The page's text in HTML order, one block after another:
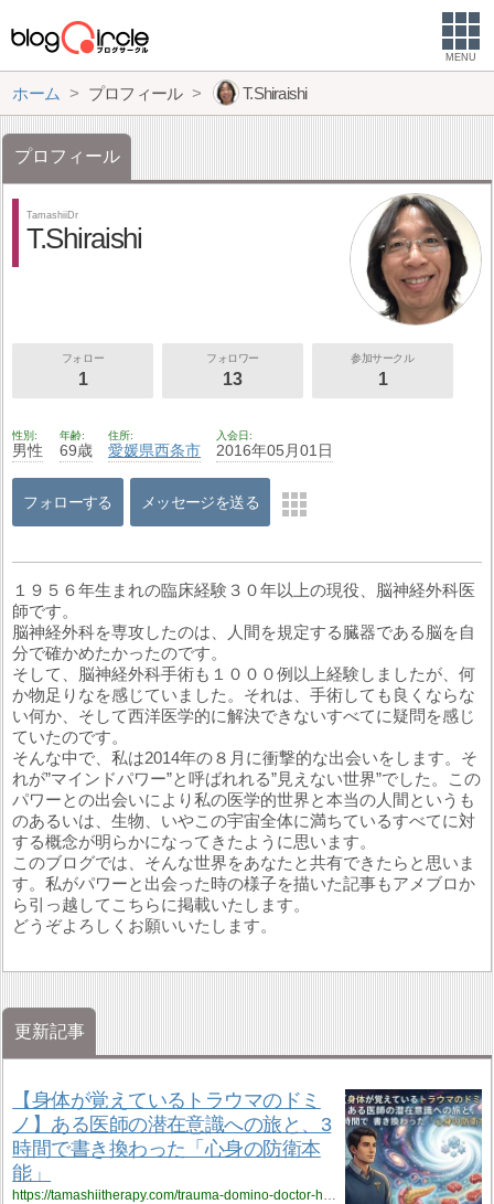
MENU
ホーム プロフィール T.Shiraishi
プロフィール
TamashiiDr
T.Shiraishi
フォロー
1
フォロワー
13
参加サークル
1
性別
男性
年齢
69歳
住所
愛媛県西条市
入会日
2016年05月01日
フォローする メッセージを送る
１９５６年生まれの臨床経験３０年以上の現役、脳神経外科医
師です。
脳神経外科を専攻したのは、人間を規定する臓器である脳を自
分で確かめたかったのです。
そして、脳神経外科手術も１０００例以上経験しましたが、何
か物足りなを感じていました。それは、手術しても良くならな
い何か、そして西洋医学的に解決できないすべてに疑問を感じ
ていたのです。
そんな中で、私は2014年の８月に衝撃的な出会いをします。そ
れが”マインドパワー”と呼ばれれる”見えない世界”でした。この
パワーとの出会いにより私の医学的世界と本当の人間というも
のあるいは、生物、いやこの宇宙全体に満ちているすべてに対
する概念が明らかになってきたように思います。
このブログでは、そんな世界をあなたと共有できたらと思いま
す。私がパワーと出会った時の様子を描いた記事もアメブロか
ら引っ越してこちらに掲載いたします。
どうぞよろしくお願いいたします。
更新記事
【身体が覚えているトラウマのドミ
ノ】ある医師の潜在意識への旅と、3
時間で書き換わった「心身の防衛本
能」